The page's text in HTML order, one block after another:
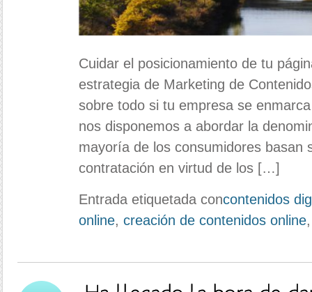
Cuidar el posicionamiento de tu
estrategia de Marketing de
sobre todo si tu empresa se
nos disponemos a abordar la
mayoría de los consumidores basan
contratación en virtud de los […]
Entrada etiquetada concontenidos
online, creación de contenidos online